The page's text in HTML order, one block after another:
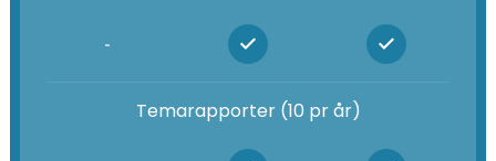
-
Temarapporter (10 pr år)